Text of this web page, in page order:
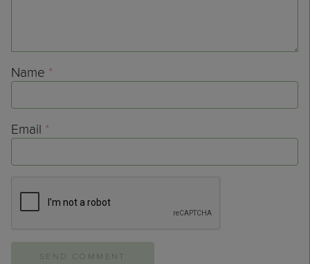
Name *
Email *